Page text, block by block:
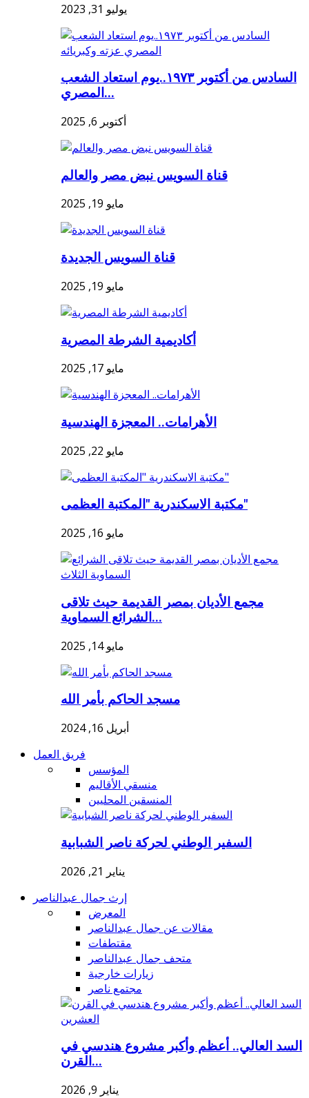
يوليو 31, 2023
السادس من أكتوبر ١٩٧٣..يوم استعاد الشعب
المصري...
أكتوبر 6, 2025
قناة السويس نبض مصر والعالم
مايو 19, 2025
قناة السويس الجديدة
مايو 19, 2025
أكاديمية الشرطة المصرية
مايو 17, 2025
الأهرامات.. المعجزة الهندسية
مايو 22, 2025
مكتبة الاسكندرية "المكتبة العظمى"
مايو 16, 2025
مجمع الأديان بمصر القديمة حيث تلاقى
الشرائع السماوية...
مايو 14, 2025
مسجد الحاكم بأمر الله
أبريل 16, 2024
فريق العمل
المؤسس
منسقي الأقاليم
المنسقين المحليين
السفير الوطني لحركة ناصر الشبابية
يناير 21, 2026
إرث جمال عبدالناصر
المعرض
مقالات عن جمال عبدالناصر
مقتطفات
متحف جمال عبدالناصر
زيارات خارجية
مجتمع ناصر
السد العالي.. أعظم وأكبر مشروع هندسي في
القرن...
يناير 9, 2026